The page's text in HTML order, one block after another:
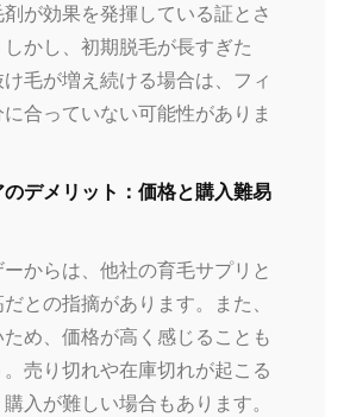
が効果を発揮している証とさ
かし、初期脱毛が長すぎた
毛が増え続ける場合は、フィ
合っていない可能性がありま
のデメリット：価格と購入難易
からは、他社の育毛サプリと
との指摘があります。また、
め、価格が高く感じることも
売り切れや在庫切れが起こる
入が難しい場合もあります。